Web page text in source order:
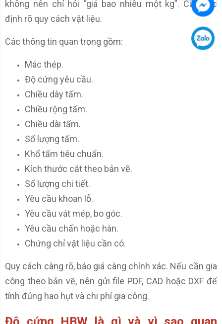
không nên chỉ hỏi “giá bao nhiêu một kg”. Cần xác
định rõ quy cách vật liệu.
Các thông tin quan trọng gồm:
Mác thép.
Độ cứng yêu cầu.
Chiều dày tấm.
Chiều rộng tấm.
Chiều dài tấm.
Số lượng tấm.
Khổ tấm tiêu chuẩn.
Kích thước cắt theo bản vẽ.
Số lượng chi tiết.
Yêu cầu khoan lỗ.
Yêu cầu vát mép, bo góc.
Yêu cầu chấn hoặc hàn.
Chứng chỉ vật liệu cần có.
Quy cách càng rõ, báo giá càng chính xác. Nếu cần gia
công theo bản vẽ, nên gửi file PDF, CAD hoặc DXF để
tính đúng hao hụt và chi phí gia công.